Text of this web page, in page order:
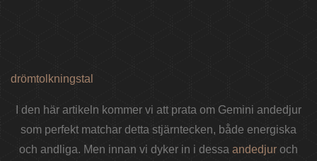
drömtolkningstal
I den här artikeln kommer vi att prata om Gemini andedjur
som perfekt matchar detta stjärntecken, både energiska
och andliga. Men innan vi dyker in i dessa andedjur och